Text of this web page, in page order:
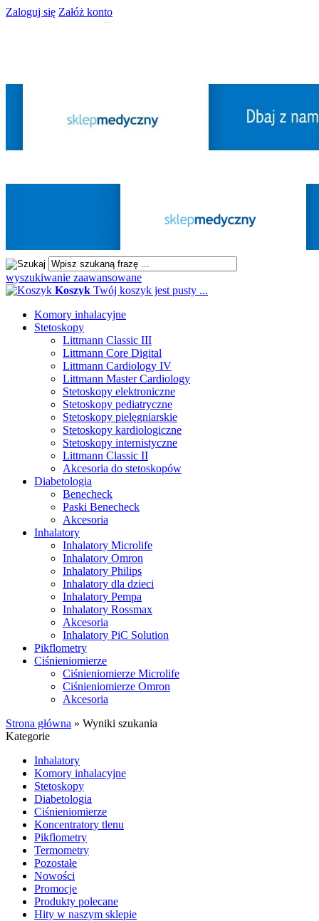
Zaloguj się Załóż konto
wyszukiwanie zaawansowane
Koszyk Twój koszyk jest pusty ...
Komory inhalacyjne
Stetoskopy
Littmann Classic III
Littmann Core Digital
Littmann Cardiology IV
Littmann Master Cardiology
Stetoskopy elektroniczne
Stetoskopy pediatryczne
Stetoskopy pielęgniarskie
Stetoskopy kardiologiczne
Stetoskopy internistyczne
Littmann Classic II
Akcesoria do stetoskopów
Diabetologia
Benecheck
Paski Benecheck
Akcesoria
Inhalatory
Inhalatory Microlife
Inhalatory Omron
Inhalatory Philips
Inhalatory dla dzieci
Inhalatory Pempa
Inhalatory Rossmax
Akcesoria
Inhalatory PiC Solution
Pikflometry
Ciśnieniomierze
Ciśnieniomierze Microlife
Ciśnieniomierze Omron
Akcesoria
Strona główna » Wyniki szukania
Kategorie
Inhalatory
Komory inhalacyjne
Stetoskopy
Diabetologia
Ciśnieniomierze
Koncentratory tlenu
Pikflometry
Termometry
Pozostałe
Nowości
Promocje
Produkty polecane
Hity w naszym sklepie